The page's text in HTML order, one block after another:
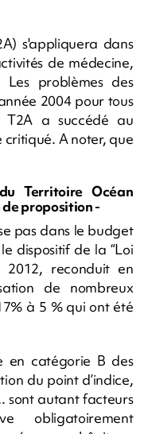
s'appliquera dans
de médecine,
problèmes des
2004 pour tous
T2A a succédé au
A noter, que
Territoire Océan
proposition -
pas dans le budget
dispositif de la “Loi
2012, reconduit en
de nombreux
à 5 % qui ont été
en catégorie B des
du point d’indice,
sont autant facteurs
obligatoirement